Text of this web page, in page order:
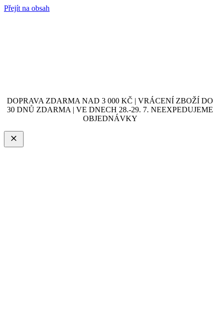
Přejít na obsah
DOPRAVA ZDARMA NAD 3 000 KČ | VRÁCENÍ ZBOŽÍ DO
30 DNŮ ZDARMA | VE DNECH 28.-29. 7. NEEXPEDUJEME
OBJEDNÁVKY